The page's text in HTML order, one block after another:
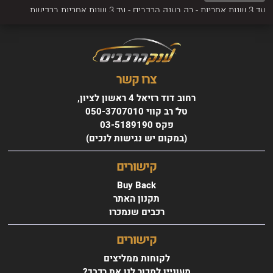
טויוטה RAV-4 שנת 2010
עד 3 שנות אחריות - רק בענק הרכבים - עד 3 שנות אחריות ברכישת
הרכב
צרו קשר
רחוב דוד רזיאל 4 ראשון לציון,
טל' רב קווי 050-3707010
פקס 03-5189190
(במקום יש נגישות לנכים)
קישורים
Buy Back
תקנון האתר
רכבים שנמכרו
קישורים
לקוחות ממליצים